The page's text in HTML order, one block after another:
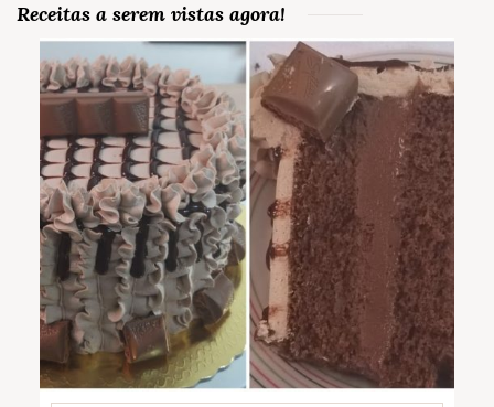
Receitas a serem vistas agora!